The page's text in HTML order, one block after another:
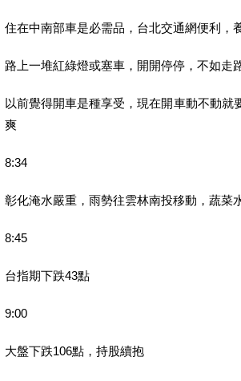
住在中南部車是必需品，台北交通網便利，
路上一堆紅綠燈或塞車，開開停停，不如走
以前覺得開車是種享受，現在開車動不動就
爽
8:34
彰化淹水嚴重，雨勢往雲林南投移動，蔬菜
8:45
台指期下跌43點
9:00
大盤下跌106點，持股續抱